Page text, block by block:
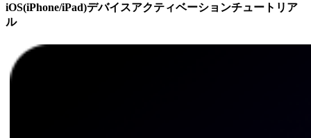
iOS(iPhone/iPad)デバイスアクティベーションチュートリア
ル